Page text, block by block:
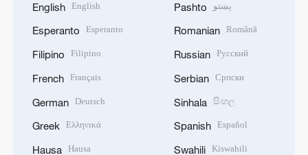
English English
Esperanto Esperanto
Filipino Filipino
French Français
German Deutsch
Greek Ελληνικά
Hausa Hausa
Pashto پښتو
Romanian Română
Russian Русский
Serbian Српски
Sinhala සිංහල
Spanish Español
Swahili Kiswahili